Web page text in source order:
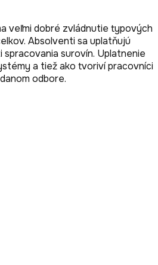
veľmi dobré zvládnutie typových
Absolventi sa uplatňujú
surovín. Uplatnenie
a tiež ako tvoriví pracovníci
odbore.